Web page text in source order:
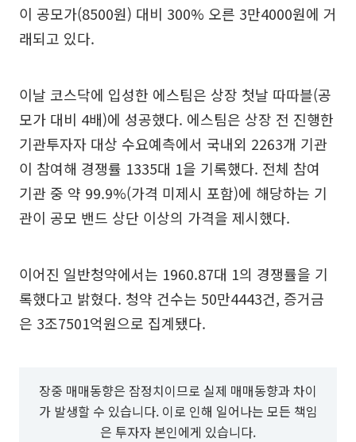
이 공모가(8500원) 대비 300% 오른 3만4000원에 거
래되고 있다.
이날 코스닥에 입성한 에스팀은 상장 첫날 따따블(공
모가 대비 4배)에 성공했다. 에스팀은 상장 전 진행한
기관투자자 대상 수요예측에서 국내외 2263개 기관
이 참여해 경쟁률 1335대 1을 기록했다. 전체 참여
기관 중 약 99.9%(가격 미제시 포함)에 해당하는 기
관이 공모 밴드 상단 이상의 가격을 제시했다.
이어진 일반청약에서는 1960.87대 1의 경쟁률을 기
록했다고 밝혔다. 청약 건수는 50만4443건, 증거금
은 3조7501억원으로 집계됐다.
장중 매매동향은 잠정치이므로 실제 매매동향과 차이
가 발생할 수 있습니다. 이로 인해 일어나는 모든 책임
은 투자자 본인에게 있습니다.